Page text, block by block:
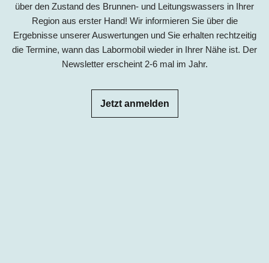
über den Zustand des Brunnen- und Leitungswassers in Ihrer
Region aus erster Hand! Wir informieren Sie über die
Ergebnisse unserer Auswertungen und Sie erhalten rechtzeitig
die Termine, wann das Labormobil wieder in Ihrer Nähe ist. Der
Newsletter erscheint 2-6 mal im Jahr.
Jetzt anmelden